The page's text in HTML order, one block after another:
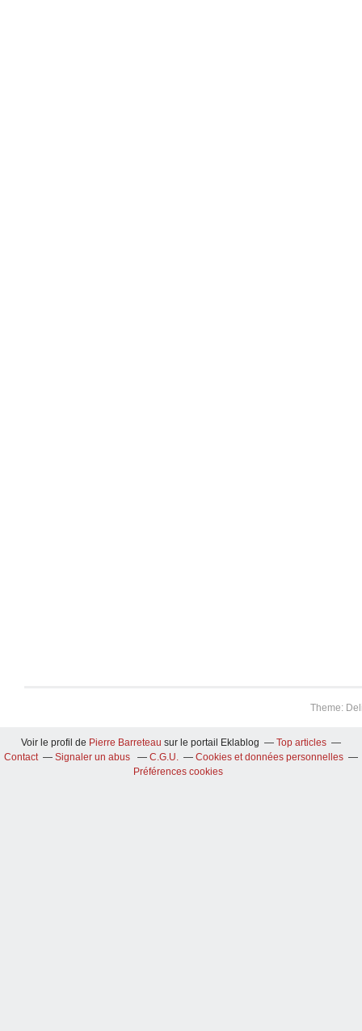
Theme:
Voir le profil de Pierre Barreteau sur le portail Eklablog
Top articles
Contact
Signaler un abus C.G.U.
Cookies et données personnelles
Préférences cookies